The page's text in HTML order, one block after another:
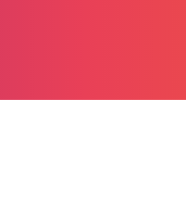
yem